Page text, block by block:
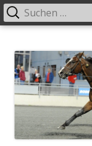
zum
Inhalt
Primäres